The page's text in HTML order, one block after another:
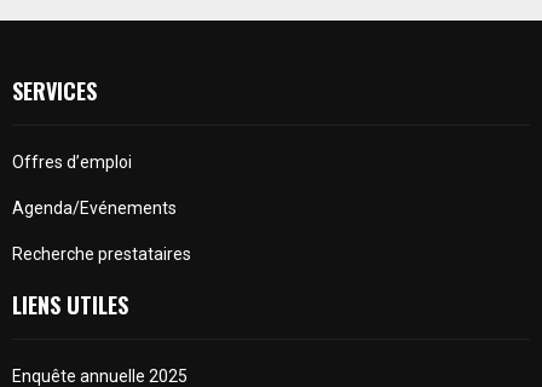
SERVICES
Offres d’emploi
Agenda/Evénements
Recherche prestataires
LIENS UTILES
Enquête annuelle 2025